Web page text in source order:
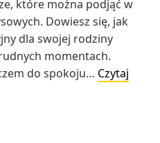
które można podjąć w
Dowiesz się, jak
dla swojej rodziny
momentach.
do spokoju… Czytaj